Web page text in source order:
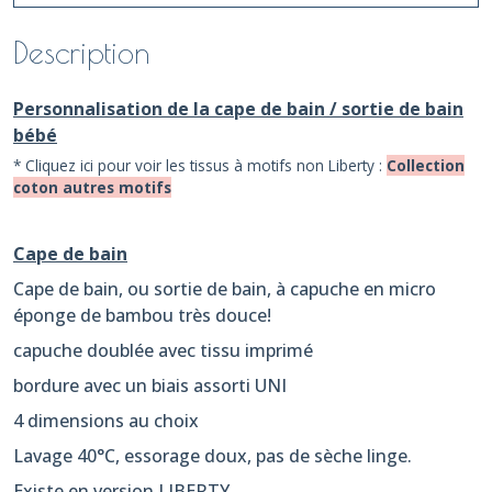
Description
Personnalisation de la cape de bain / sortie de bain
bébé
* Cliquez ici pour voir les tissus à motifs non Liberty : Collection
coton autres motifs
Cape de bain
Cape de bain, ou sortie de bain, à capuche en micro
éponge de bambou très douce!
capuche doublée avec tissu imprimé
bordure avec un biais assorti UNI
4 dimensions au choix
Lavage 40°C, essorage doux, pas de sèche linge.